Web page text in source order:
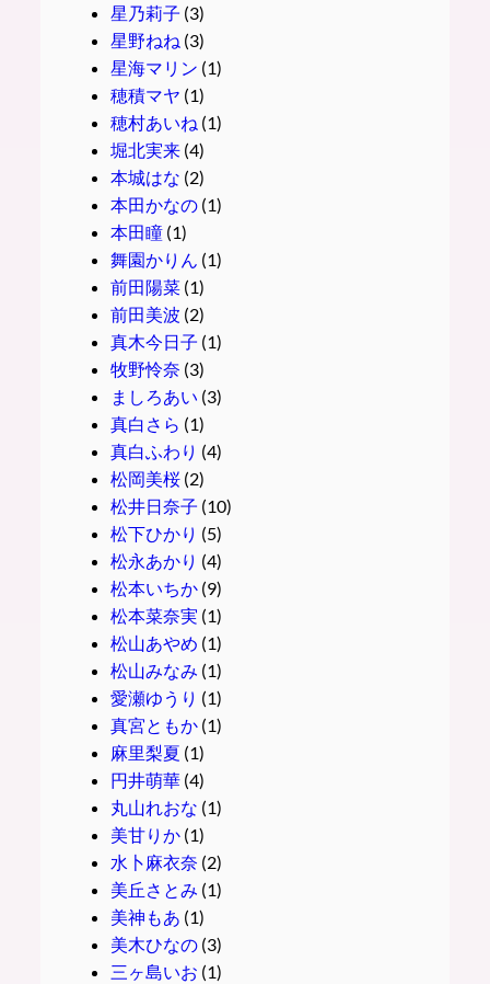
星乃莉子 (3)
星野ねね (3)
星海マリン (1)
穂積マヤ (1)
穂村あいね (1)
堀北実来(4)
本城はな (2)
本田かなの(1)
本田瞳(1)
舞園かりん (1)
前田陽菜(1)
前田美波 (2)
真木今日子 (1)
牧野怜奈 (3)
ましろあい (3)
真白さら (1)
真白ふわり (4)
松岡美桜(2)
松井日奈子 (10)
松下ひかり (5)
松永あかり (4)
松本いちか(9)
松本菜奈実 (1)
松山あやめ (1)
松山みなみ (1)
愛瀬ゆうり (1)
真宮ともか(1)
麻里梨夏 (1)
円井萌華(4)
丸山れおな (1)
美甘りか(1)
水卜麻衣奈 (2)
美丘さとみ (1)
美神もあ (1)
美木ひなの(3)
三ヶ島いお (1)